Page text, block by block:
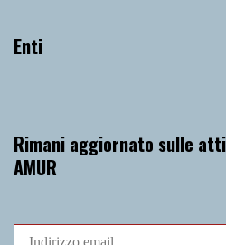
Enti
Rimani aggiornato sulle
AMUR